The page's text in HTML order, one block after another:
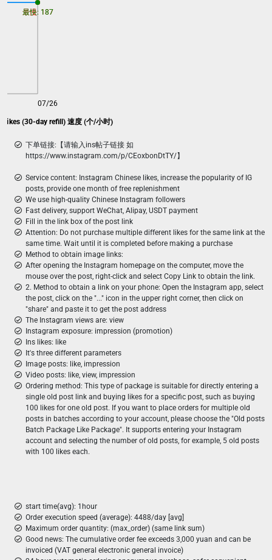
likes (30-day refill) 速度 (个/小时)
07/26
最慢: 187
最快: 187
下单链接:【请输入ins帖子链接 如
https://www.instagram.com/p/CEoxbonDtTY/】
Service content: Instagram Chinese likes, increase the popularity of IG
posts, provide one month of free replenishment
We use high-quality Chinese Instagram followers
Fast delivery, support WeChat, Alipay, USDT payment
Fill in the link box of the post link
Attention: Do not purchase multiple different likes for the same link at the
same time. Wait until it is completed before making a purchase
Method to obtain image links:
After opening the Instagram homepage on the computer, move the
mouse over the post, right-click and select Copy Link to obtain the link.
2. Method to obtain a link on your phone: Open the Instagram app, select
the post, click on the "..." icon in the upper right corner, then click on
"share" and paste it to get the post address
The Instagram views are: view
Instagram exposure: impression (promotion)
Ins likes: like
It's three different parameters
Image posts: like, impression
Video posts: like, view, impression
Ordering method: This type of package is suitable for directly entering a
single old post link and buying likes for a specific post, such as buying
100 likes for one old post. If you want to place orders for multiple old
posts in batches according to your account, please choose the "Old posts
Batch Package Like Package". It supports entering your Instagram
account and selecting the number of old posts, for example, 5 old posts
with 100 likes each.
start time(avg): 1hour
Order execution speed (average): 4488/day [avg]
Maximum order quantity: (max_order) (same link sum)
Good news: The cumulative order fee exceeds 3,000 yuan and can be
invoiced (VAT general electronic general invoice)